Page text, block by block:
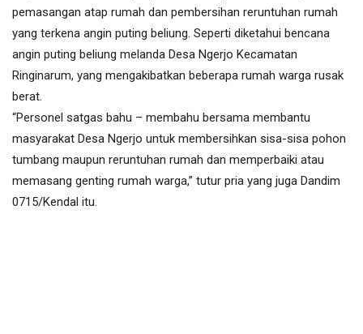
pemasangan atap rumah dan pembersihan reruntuhan rumah
yang terkena angin puting beliung. Seperti diketahui bencana
angin puting beliung melanda Desa Ngerjo Kecamatan
Ringinarum, yang mengakibatkan beberapa rumah warga rusak
berat.
“Personel satgas bahu – membahu bersama membantu
masyarakat Desa Ngerjo untuk membersihkan sisa-sisa pohon
tumbang maupun reruntuhan rumah dan memperbaiki atau
memasang genting rumah warga,” tutur pria yang juga Dandim
0715/Kendal itu.